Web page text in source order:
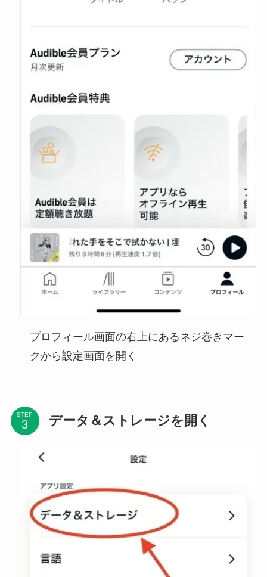
プロフィール画面の右上にあるネジ巻きマー
クから設定画面を開く
STEP データ＆ストレージを開く